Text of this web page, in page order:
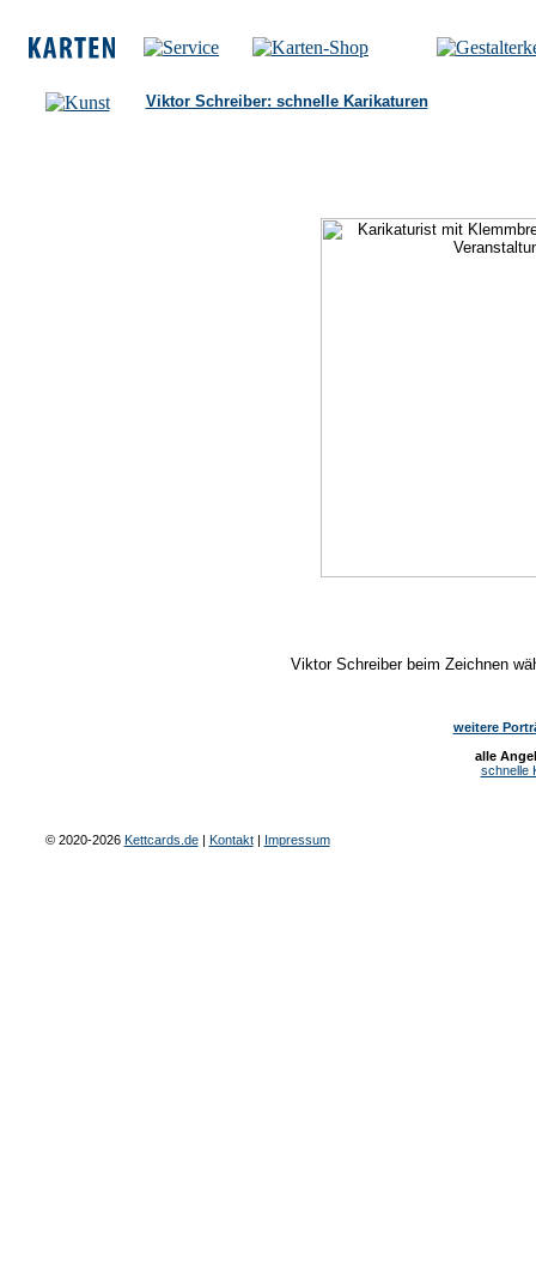
Viktor Schreiber: schnelle Karikaturen
Viktor Schreiber beim Zeichnen
weitere
alle
schnelle
© 2020-2026 Kettcards.de| Kontakt| Impressum